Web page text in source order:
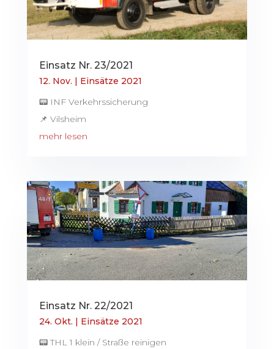
Einsatz Nr. 23/2021
12. Nov. | Einsätze 2021
📟 INF Verkehrssicherung
📌 Vilsheim
mehr lesen
Einsatz Nr. 22/2021
24. Okt.
Einsätze 2021
📟 THL 1 klein / Straße reinigen